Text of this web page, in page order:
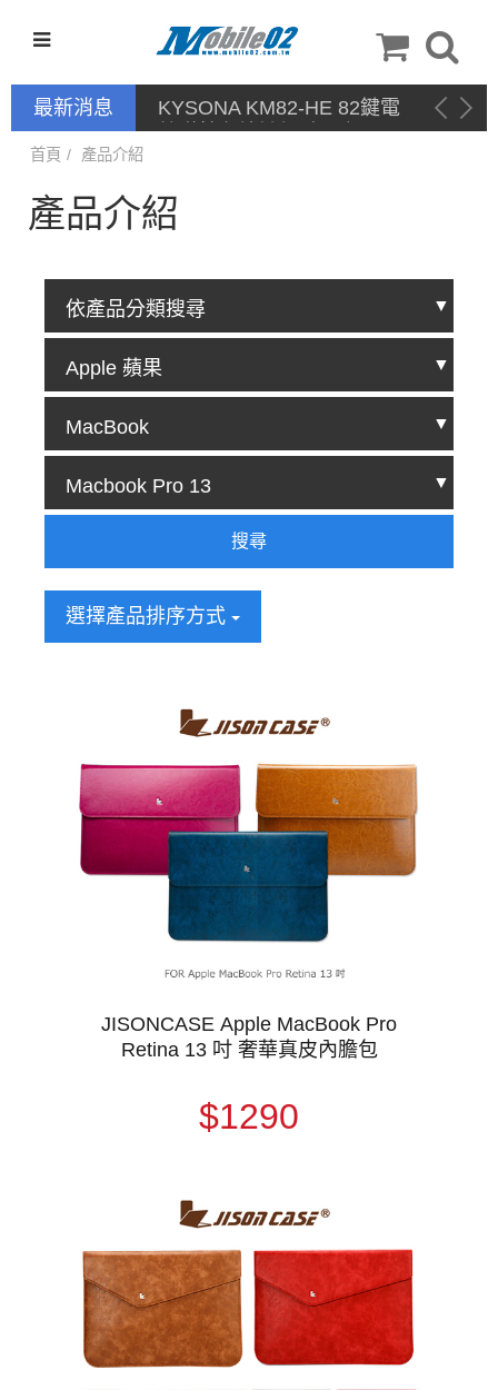
最新消息
KYSONA KM82-HE 82鍵電
競磁軸有線鍵盤 產品網頁驅
首頁 產品介紹
產品介紹
搜尋
選擇產品排序方式
JISONCASE Apple MacBook Pro
Retina 13 吋 奢華真皮內膽包
$1290